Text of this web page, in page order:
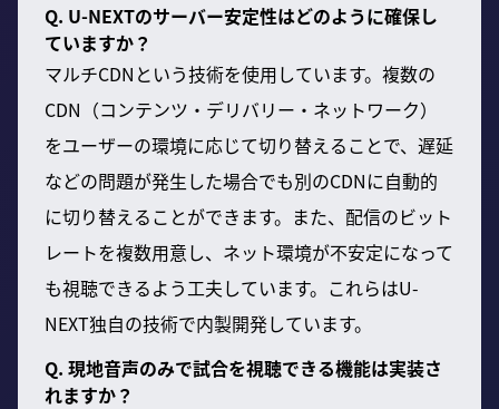
Q. U-NEXTのサーバー安定性はどのように確保し
ていますか？
マルチCDNという技術を使用しています。複数の
CDN（コンテンツ・デリバリー・ネットワーク）
をユーザーの環境に応じて切り替えることで、遅延
などの問題が発生した場合でも別のCDNに自動的
に切り替えることができます。また、配信のビット
レートを複数用意し、ネット環境が不安定になって
も視聴できるよう工夫しています。これらはU-
NEXT独自の技術で内製開発しています。
Q. 現地音声のみで試合を視聴できる機能は実装さ
れますか？